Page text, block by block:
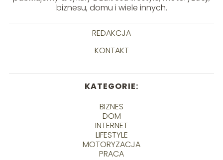
biznesu, domu i wiele innych.
REDAKCJA
KONTAKT
KATEGORIE:
BIZNES
DOM
INTERNET
LIFESTYLE
MOTORYZACJA
PRACA